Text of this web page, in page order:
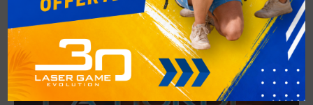
Marquez un maximum de points tout en échappant
aux Lycans !